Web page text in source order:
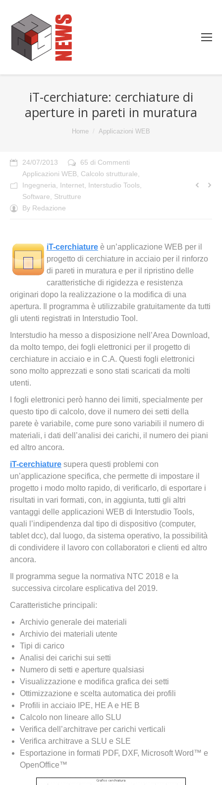
iT-cerchiature: cerchiature di
aperture in pareti in muratura
Home Applicazioni WEB
24/07/2013
65 di Commenti
Applicazioni WEB Calcolo strutturale
Ingegneria
Internet Interstudio Tools
Software
Strutture
By Redazione
iT-cerchiature è un’applicazione WEB per il
progetto di cerchiature in acciaio per il rinforzo
di pareti in muratura e per il ripristino delle
caratteristiche di rigidezza e resistenza
originari dopo la realizzazione o la modifica di una
apertura. Il programma è utilizzabile gratuitamente da tutti
gli utenti registrati in Interstudio Tool.
Interstudio ha messo a disposizione nell’Area Download,
da molto tempo, dei fogli elettronici per il progetto di
cerchiature in acciaio e in C.A. Questi fogli elettronici
sono molto apprezzati e sono stati scaricati da molti
utenti.
I fogli elettronici però hanno dei limiti, specialmente per
questo tipo di calcolo, dove il numero dei setti della
parete è variabile, come pure sono variabili il numero di
materiali, i dati dell’analisi dei carichi, il numero dei piani
ed altro ancora.
iT-cerchiature supera questi problemi con
un’applicazione specifica, che permette di impostare il
progetto i modo molto rapido, di verificarlo, di esportare i
risultati in vari formati, con, in aggiunta, tutti gli altri
vantaggi delle applicazioni WEB di Interstudio Tools,
quali l’indipendenza dal tipo di dispositivo (computer,
tablet dcc), dal luogo, da sistema operativo, la possibilità
di condividere il lavoro con collaboratori e clienti ed altro
ancora.
Il programma segue la normativa NTC 2018 e la
successiva circolare esplicativa del 2019.
Caratteristiche principali:
Archivio generale dei materiali
Archivio dei materiali utente
Tipi di carico
Analisi dei carichi sui setti
Numero di setti e aperture qualsiasi
Visualizzazione e modifica grafica dei setti
Ottimizzazione e scelta automatica dei profili
Profili in acciaio IPE, HE A e HE B
Calcolo non lineare allo SLU
Verifica dell’architrave per carichi verticali
Verifica architrave a SLU e SLE
Esportazione in formati PDF, DXF, Microsoft Word™ e
OpenOffice™